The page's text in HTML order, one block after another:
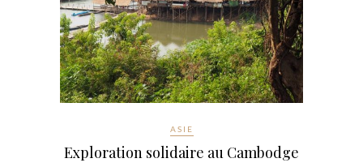
ASIE
Exploration solidaire au Cambodge